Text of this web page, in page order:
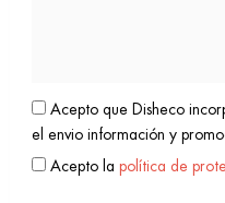
Acepto que Disheco
el envio información y
Acepto la política de